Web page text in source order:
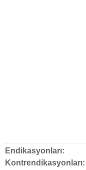
Endikasyonları:
Kontrendikasyonları: